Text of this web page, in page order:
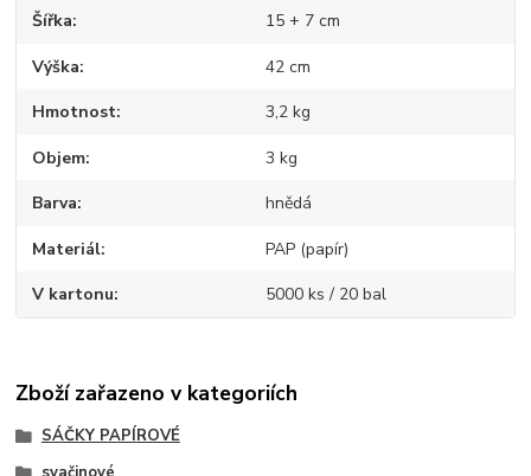
Šířka 15 + 7 cm
Výška 42 cm
Hmotnost 3,2 kg
Objem 3 kg
Barva hnědá
Materiál PAP (papír)
V kartonu 5000 ks / 20 bal
Zboží zařazeno v kategoriích
SÁČKY PAPÍROVÉ